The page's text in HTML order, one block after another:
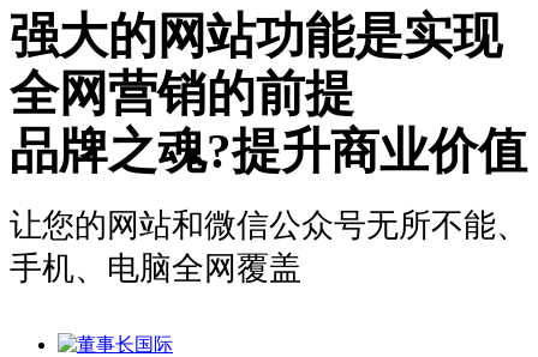
强大的网站功能是实现
全网营销的前提
品牌之魂?提升商业价值
让您的网站和微信公众号无所不能、
手机、电脑全网覆盖